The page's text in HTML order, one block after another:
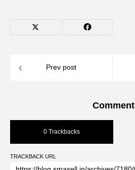
Prev post
Comment
0 Trackbacks
TRACKBACK URL